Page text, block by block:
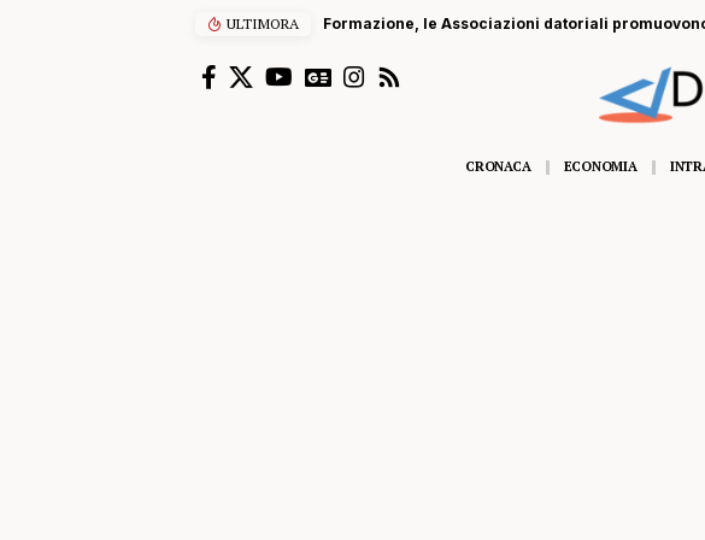
ULTIMORA
Formazione, le Associazioni datoriali promuovono intervento della Regione su
CRONACA ECONOMIA